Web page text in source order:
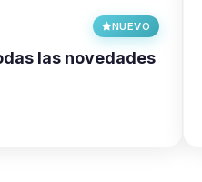
NUEVO
las novedades